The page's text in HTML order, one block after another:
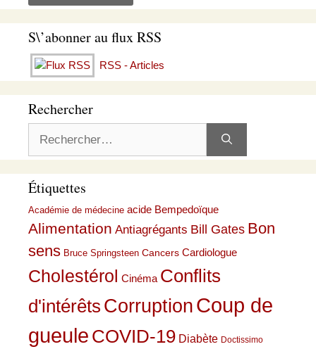
S\’abonner au flux RSS
RSS - Articles
Rechercher
Étiquettes
Académie de médecine acide Bempedoïque
Alimentation Antiagrégants Bill Gates Bon
sens Bruce Springsteen Cancers Cardiologue
Cholestérol Cinéma Conflits
d'intérêts CorruptionCoup de
gueule COVID-19 Diabète Doctissimo